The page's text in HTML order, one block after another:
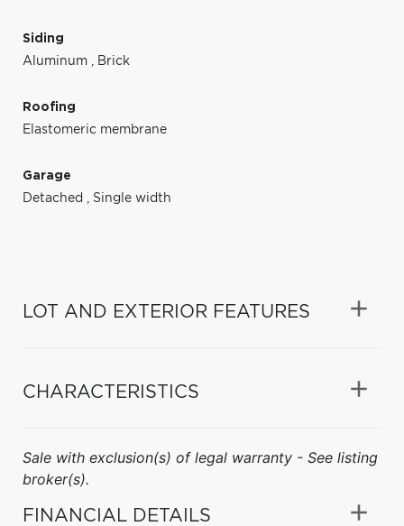
Siding
Aluminum , Brick
Roofing
Elastomeric membrane
Garage
Detached , Single width
LOT AND EXTERIOR FEATURES
CHARACTERISTICS
Sale with exclusion(s) of legal warranty - See listing
broker(s).
FINANCIAL DETAILS